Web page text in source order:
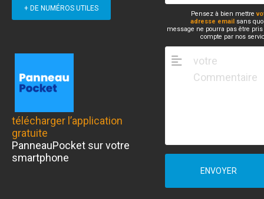
+ DE NUMÉROS UTILES
télécharger l’application
gratuite
PanneauPocket sur votre
smartphone
Pensez à bien mettre
adresse email sans
message ne pourra pas être
compte par nos
ENVOYER